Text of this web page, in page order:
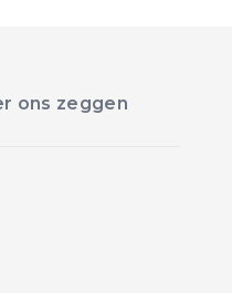
ons zeggen